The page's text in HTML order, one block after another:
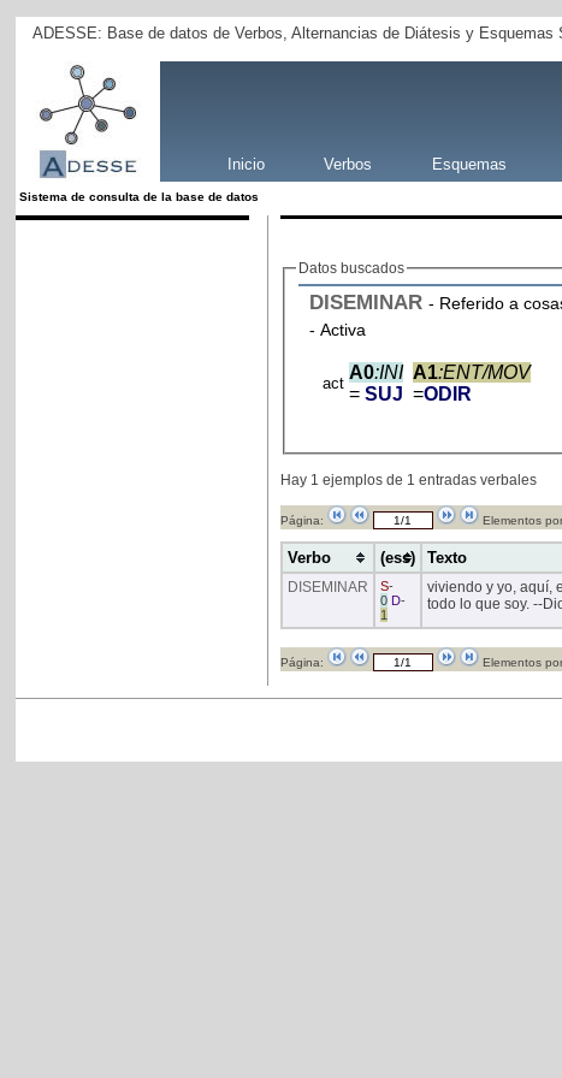
ADESSE: Base de datos de Verbos, Alternancias de Diátesis y Esquemas
Inicio Verbos Esquemas
Sistema de consulta de la base de datos
Datos buscados
DISEMINAR - Referido a
- Activa
act
A0:INI
= SUJ
A1:ENT/MOV
=ODIR
Hay 1 ejemplos de 1 entradas verbales
Página: Elementos
Verbo (ess) Texto
DISEMINAR S-
0 D-
1
viviendo y yo, aquí,
todo lo que soy. --
Página: Elementos